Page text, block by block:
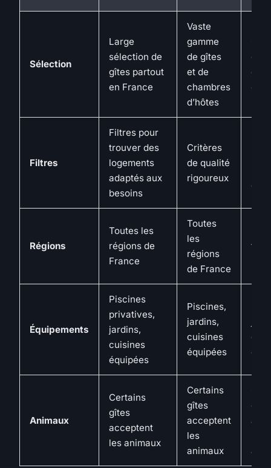
Sélection
Large
sélection de
gîtes partout
en France
Vaste
gamme
de gîtes
et de
chambres
d’hôtes
Filtres
Filtres pour
trouver des
logements
adaptés aux
besoins
Critères
de qualité
rigoureux
et
Régions
Toutes les
régions de
France
Toutes
les
régions
de France
Équipements
Piscines
privatives,
jardins,
cuisines
équipées
Piscines,
jardins,
cuisines
équipées
Animaux
Certains
gîtes
acceptent
les animaux
Certains
gîtes
acceptent
les
animaux